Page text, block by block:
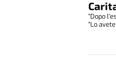
“Dopo
“Lo